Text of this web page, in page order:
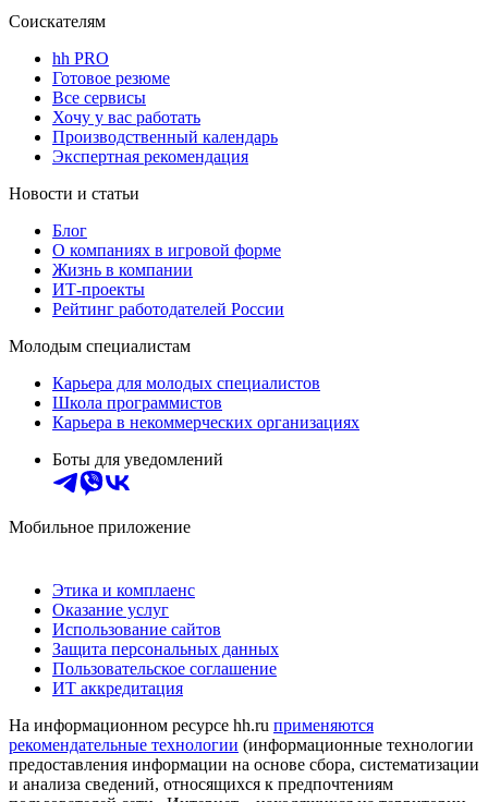
Соискателям
hh PRO
Готовое резюме
Все сервисы
Хочу у вас работать
Производственный календарь
Экспертная рекомендация
Новости и статьи
Блог
О компаниях в игровой форме
Жизнь в компании
ИТ-проекты
Рейтинг работодателей России
Молодым специалистам
Карьера для молодых специалистов
Школа программистов
Карьера в некоммерческих организациях
Боты для уведомлений
Мобильное приложение
Этика и комплаенс
Оказание услуг
Использование сайтов
Защита персональных данных
Пользовательское соглашение
ИТ аккредитация
На информационном ресурсе hh.ru применяются
рекомендательные технологии (информационные технологии
предоставления информации на основе сбора, систематизации
и анализа сведений, относящихся к предпочтениям